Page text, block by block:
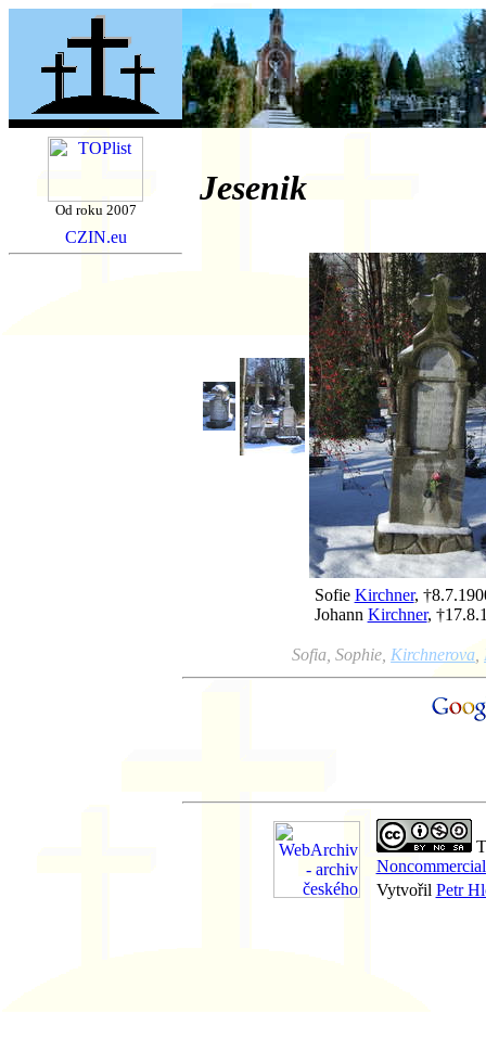
Od roku 2007
Jesenik
Sofie Kirchner,
Johann Kirchner,
Sofia, Sophie, Kirchnerova
Vytvořil Petr